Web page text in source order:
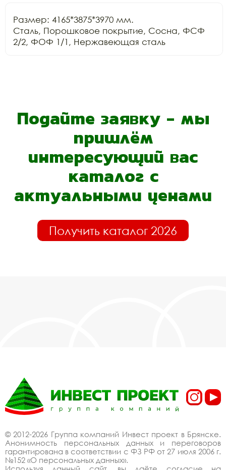
Размер: 4165*3875*3970 мм.
Сталь, Порошковое покрытие, Сосна, ФСФ
Подайте заявку - мы
пришлём
интересующий вас
каталог с
актуальными ценами
Получить каталог 2026
© 2012-2026 Группа компаний Инвест проект в Брянске.
Анонимность персональных данных и переговоров
гарантирована в соответствии с ФЗ РФ от 27 июля 2006 г.
№152 «О персональных данных».